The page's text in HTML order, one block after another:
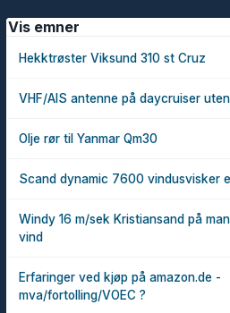
Vis emner
Hekktrøster Viksund 310 st Cruz
VHF/AIS antenne på daycruiser
Olje rør til Yanmar Qm30
Scand dynamic 7600 vindusvisker
Windy 16 m/sek Kristiansand på
vind
Erfaringer ved kjøp på amazon.de -
mva/fortolling/VOEC ?